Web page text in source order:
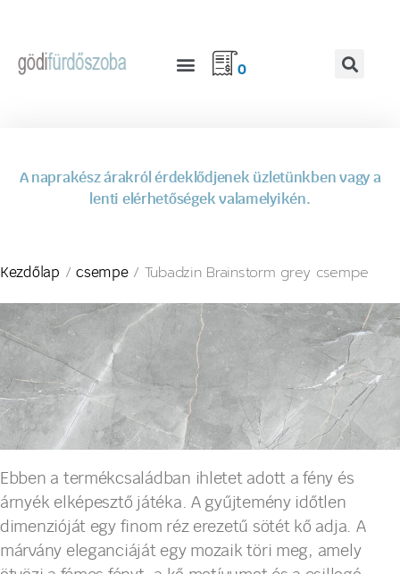
0
A naprakész árakról érdeklődjenek üzletünkben vagy a
lenti elérhetőségek valamelyikén.
Kezdőlap /csempe/ Tubadzin Brainstorm grey csempe
Ebben a termékcsaládban ihletet adott a fény és
árnyék elképesztő játéka. A gyűjtemény időtlen
dimenzióját egy finom réz erezetű sötét kő adja. A
márvány eleganciáját egy mozaik töri meg, amely